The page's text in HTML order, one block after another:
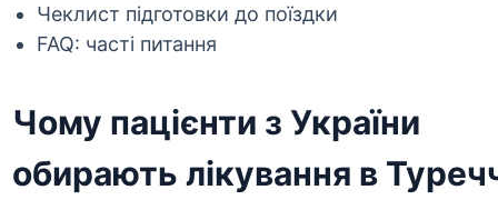
Чеклист підготовки до поїздки
FAQ: часті питання
Чому пацієнти з України
обирають лікування в